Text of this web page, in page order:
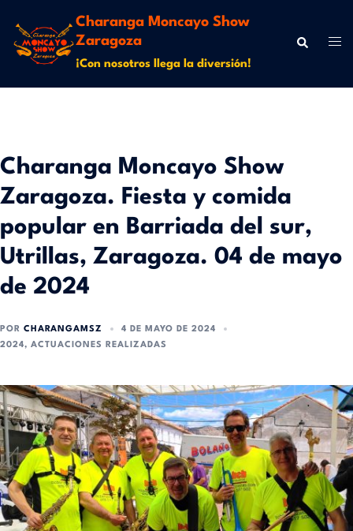
Charanga Moncayo Show
Zaragoza
¡Con nosotros llega la diversión!
Charanga Moncayo Show
Zaragoza. Fiesta y comida
popular en Barriada del sur,
Utrillas, Zaragoza. 04 de mayo
de 2024
POR CHARANGAMSZ
4 DE MAYO DE 2024
2024, ACTUACIONES REALIZADAS